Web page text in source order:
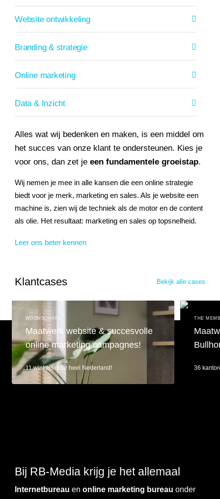
CRO
SEO strategie
SEO teksten
SEO uitbesteden
Google shopping
Social advertising
Linkbuilding uitbesteden
E-mail marketing
uitbesteden
Concurrentieanalyse
Google Ads audit
SalesFeed
Marketing dashboard
Google Analytics 4
instellen
Actueel
Contact
info@rb-media.nl
Website ontwikkeling
Branding & strategie
Online marketing
Data & Inzicht
Alles wat wij bedenken en maken, is een middel om
het succes van onze klant te ondersteunen. Kies je
voor ons, dan zet je een fundamentele groeistap.
Wij nemen je mee in alle kansen die een online strategie
biedt voor je merk, marketing en sales. Als je website een
machine is, zien wij de techniek als de motor en de content
als olie. Het resultaat: marketing en sales op topsnelheid.
Leer ons beter kennen
Klantcases Bekijk alle cases
WOONSQUARE
Maatwerk website & succesvolle
online marketing campagnes!
11 winkels door heel Nederland!
THE
36
Bij RB-Media krijg je het allemaal
Internetbureau en online marketing bureau onder